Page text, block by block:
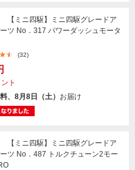
【ミニ四駆】ミニ四駆グレードア
ツ No．317 パワーダッシュモータ
(32)
ト
、8月8日（土） お届け
【ミニ四駆】ミニ四駆グレードア
ツ No．487 トルクチューン2モー